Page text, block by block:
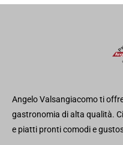
AngeloValsangiacomoti
gastronomia di alta qualità.
e piatti pronti comodi e